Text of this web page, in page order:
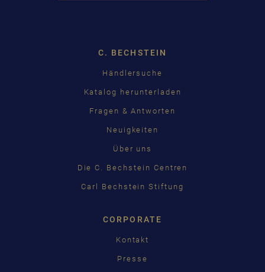
C. BECHSTEIN
Händlersuche
Katalog herunterladen
Fragen & Antworten
Neuigkeiten
Über uns
Die C. Bechstein Centren
Carl Bechstein Stiftung
CORPORATE
Kontakt
Presse